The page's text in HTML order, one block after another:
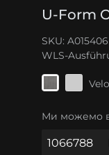
U-Form
SKU: A015406
WLS-
Ми можемо
1066788